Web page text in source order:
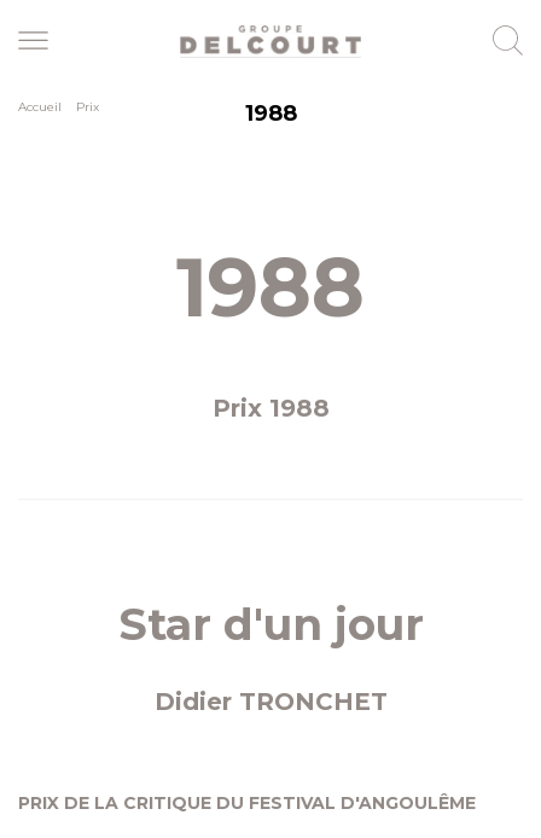
to
content
Accueil Prix 1988
1988
Prix 1988
Star d'un jour
Didier TRONCHET
PRIX DE LA CRITIQUE DU FESTIVAL D'ANGOULÊME